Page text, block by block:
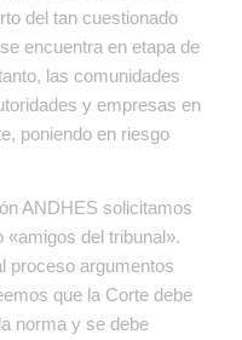
del tan cuestionado
encuentra en etapa de
las comunidades
y empresas en
poniendo en riesgo
ANDHES solicitamos
del tribunal».
proceso argumentos
que la Corte debe
norma y se debe